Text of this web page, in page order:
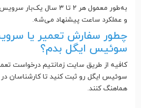
به‌طور معمول هر ۲ تا ۳ سال
و عملکرد ساعت پیشنهاد می‌شه.
چطور سفارش تعمیر یا
سوئیس ایگل بدم؟
کافیه از طریق سایت زمانتیم درخواست
سوئیس ایگل رو ثبت کنید تا کارشناسان
هماهنگ کنند.